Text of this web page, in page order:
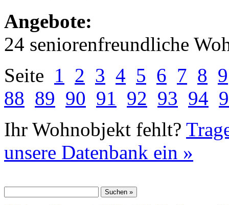
Angebote:
24 seniorenfreundliche
Seite 1 2 3 4 5 6 7 8 9
88 89 90 91 92 93 94
Ihr Wohnobjekt fehlt?
unsere Datenbank ein »